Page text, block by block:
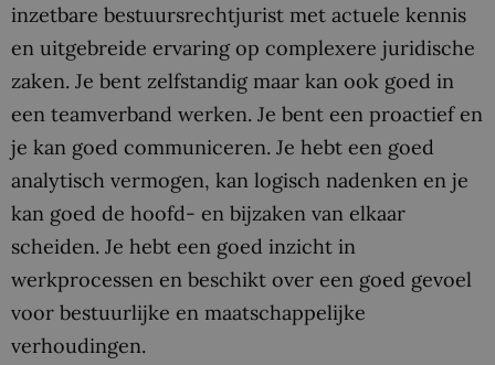
inzetbare bestuursrechtjurist met actuele kennis
en uitgebreide ervaring op complexere juridische
zaken. Je bent zelfstandig maar kan ook goed in
een teamverband werken. Je bent een proactief en
je kan goed communiceren. Je hebt een goed
analytisch vermogen, kan logisch nadenken en je
kan goed de hoofd- en bijzaken van elkaar
scheiden. Je hebt een goed inzicht in
werkprocessen en beschikt over een goed gevoel
voor bestuurlijke en maatschappelijke
verhoudingen.